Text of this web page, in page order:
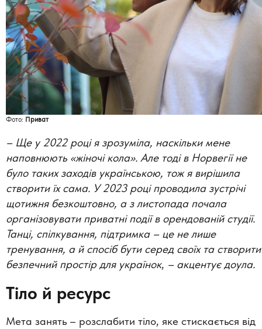
Фото: Приват
– Ще у 2022 році я зрозуміла, наскільки мене
наповнюють «жіночі кола». Але тоді в Норвегії не
було таких заходів українською, тож я вирішила
створити їх сама. У 2023 році проводила зустрічі
щотижня безкоштовно, а з листопада почала
організовувати приватні події в орендованій студії.
Танці, спілкування, підтримка –це не лише
тренування, а й спосіб бути серед своїх та створити
безпечний простір для українок, – акцентує доула.
Тіло й ресурс
Мета занять – розслабити тіло, яке стискається від